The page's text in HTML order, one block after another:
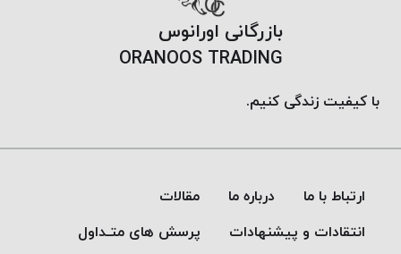
بازرگانی اورانوس
ORANOOS TRADING
با کیفیت زندگی کنیم.
ارتباط با ما درباره ما
مقالات
انتقادات و پیشنهادات
پرسش های متـداول